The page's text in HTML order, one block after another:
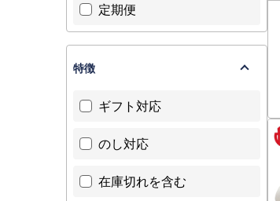
定期便
特徴
ギフト対応
のし対応
在庫切れを含む